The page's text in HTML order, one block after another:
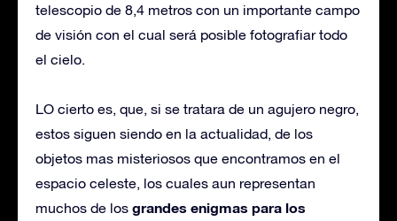
telescopio de 8,4 metros con un importante campo
de visión con el cual será posible fotografiar todo
el cielo.
LO cierto es, que, si se tratara de un agujero negro,
estos siguen siendo en la actualidad, de los
objetos mas misteriosos que encontramos en el
espacio celeste, los cuales aun representan
muchos de los grandes enigmas para los